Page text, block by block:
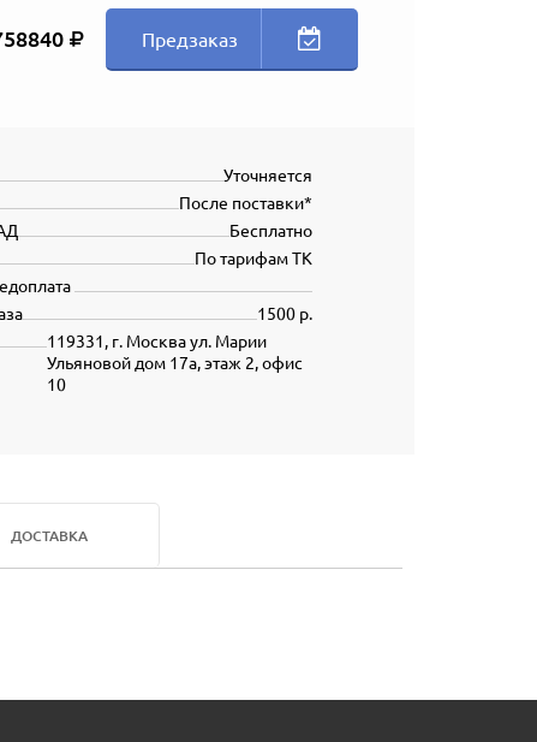
Предзаказ
Уточняется
После поставки*
Бесплатно
По тарифам ТК
1500 р.
119331, г. Москва ул. Марии
Ульяновой дом 17а, этаж 2, офис
10
ДОСТАВКА